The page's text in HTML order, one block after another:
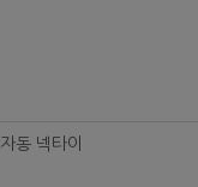
동 넥타이